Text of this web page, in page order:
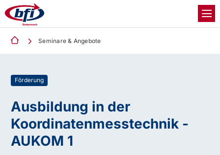
Seminare & Angebote
Förderung
Ausbildung in der
Koordinatenmesstechnik -
AUKOM 1